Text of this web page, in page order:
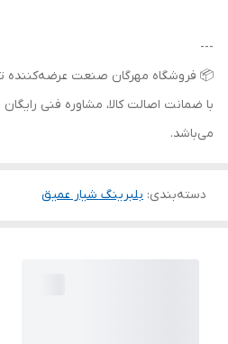
---
با ضمانت اصالت کالا، مشاوره فنی
می‌باشد.
دسته‌بندی: بلبرینگ شیار عمیق